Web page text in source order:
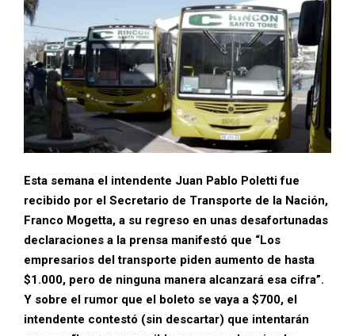
Esta semana el intendente Juan Pablo Poletti fue
recibido por el Secretario de Transporte de la Nación,
Franco Mogetta, a su regreso en unas desafortunadas
declaraciones a la prensa manifestó que “Los
empresarios del transporte piden aumento de hasta
$1.000, pero de ninguna manera alcanzará esa cifra”.
Y sobre el rumor que el boleto se vaya a $700, el
intendente contestó (sin descartar) que intentarán